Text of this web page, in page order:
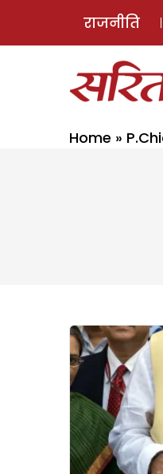
राजनीति
Home »